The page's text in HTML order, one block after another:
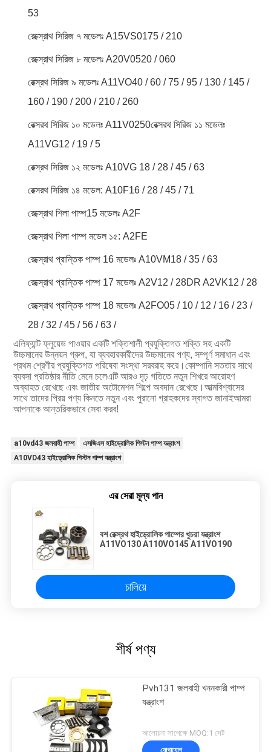
53
রেক্স্রোথ সিরিজ ৭ মডেলঃ A15VS0175 / 210
রেক্স্রোথ সিরিজ ৮ মডেলঃ A20V0520 / 060
রেক্স্রথ সিরিজ ৯ মডেলঃ A11VO40 / 60 / 75 / 95 / 130 / 145 /
160 / 190 / 200 / 210 / 260
রেক্সরথ সিরিজ ১০ মডেলঃ A11V0250রেক্সরথ সিরিজ ১১ মডেলঃ
A11VG12 / 19 / 5
রেক্স্রথ সিরিজ ১২ মডেলঃ A10VG 18 / 28 / 45 / 63
রেক্সরথ সিরিজ ১৪ মডেল: A10F16 / 28 / 45 / 71
রেক্স্রোথ শিলা পাম্প15 মডেলঃ A2F
রেক্স্রোথ শিলা পাম্প মডেল ১৫: A2FE
রেক্স্রোথ প্রান্তিক পাম্প 16 মডেলঃ A10VM18 / 35 / 63
রেক্স্রোথ প্রান্তিক পাম্প 17 মডেলঃ A2V12 / 28DR A2VK12 / 28
রেক্স্রোথ প্রান্তিক পাম্প 18 মডেলঃ A2FO05 / 10 / 12 / 16 / 23 /
28 / 32 / 45 / 56 / 63 /
এলিফ্যান্ট ফ্লুয়েড পাওয়ার একটি শক্তিশালী প্রযুক্তিগত শক্তি সহ একটি
উচ্চমানের উন্নয়ন গ্রুপ, যা ব্যবহারকারীদের উচ্চমানের পণ্য, সম্পূর্ণ সমাধান এবং
প্রথম শ্রেণীর প্রযুক্তিগত পরিষেবা সংস্থা সরবরাহ করে।কোম্পানি সততার সাথে
ব্যবসা প্রতিষ্ঠার নীতি মেনে চলেএটি আরও দৃঢ় গতিতে নতুন শিখরে আরোহণ
অব্যাহত রেখেছে এবং জাতীয় অটোমেশন শিল্পে অবদান রেখেছে।আত্মবিশ্বাসের
সাথে তাদের প্রিয় পণ্য কিনতে নতুন এবং পুরানো গ্রাহকদের স্বাগত জানাইআমরা
আপনাকে আন্তরিকভাবে সেবা করব!
a10vd43 জলবাহী পাম্প
এসজিএস হাইড্রোলিক পিস্টন পাম্প যন্ত্রাংশ
A10VD43 হাইড্রোলিক পিস্টন পাম্প যন্ত্রাংশ
এর সেরা মূল্য পান
বশ রেক্স্রথ হাইড্রোলিক পাম্পের খুচরা যন্ত্রাংশ
A11VO130 A110VO145 A11VO190
চালিয়ে
শীর্ষ পণ্য
Pvh131 জলবাহী খননকারী পাম্প
যন্ত্রাংশ
আলোচনা সাপেক্ষে MOQ:1 সেট
যোগাযোগ